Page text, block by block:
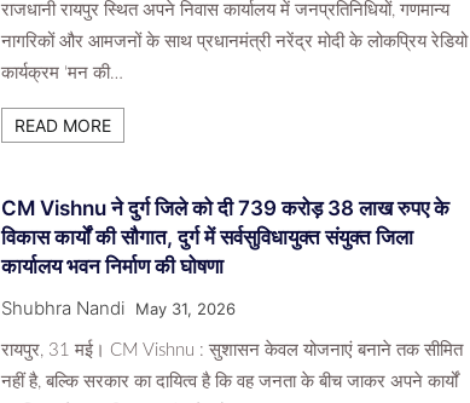
राजधानी रायपुर स्थित अपने निवास कार्यालय में जनप्रतिनिधियों, गणमान्य
नागरिकों और आमजनों के साथ प्रधानमंत्री नरेंद्र मोदी के लोकप्रिय रेडियो
कार्यक्रम ‘मन की…
READ MORE
CM Vishnu ने दुर्ग जिले को दी 739 करोड़ 38 लाख रुपए के
विकास कार्यों की सौगात, दुर्ग में सर्वसुविधायुक्त संयुक्त जिला
कार्यालय भवन निर्माण की घोषणा
Shubhra Nandi May 31, 2026
रायपुर, 31 मई। CM Vishnu : सुशासन केवल योजनाएं बनाने तक सीमित
नहीं है, बल्कि सरकार का दायित्व है कि वह जनता के बीच जाकर अपने कार्यों